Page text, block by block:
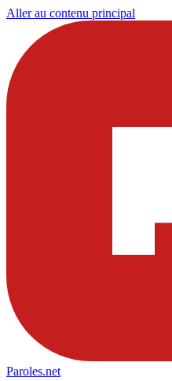
Aller au contenu principal
Paroles.net